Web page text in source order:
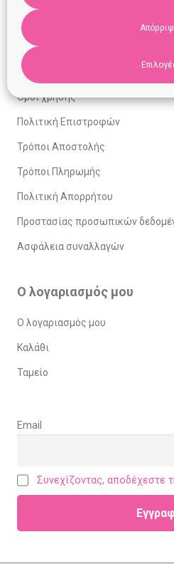
Πληροφορίες
Σχετικά με εμάς
Επικοινωνία
Όροι χρήσης
Πολιτική Επιστροφών
Τρόποι Αποστολής
Τρόποι Πληρωμής
Πολιτική Απορρήτου
Προστασίας προσωπικών
Ασφάλεια συναλλαγών
Ο λογαριασμός μου
Ο λογαριασμός μου
Καλάθι
Ταμείο
Email
Συνεχίζοντας, αποδέχεστε